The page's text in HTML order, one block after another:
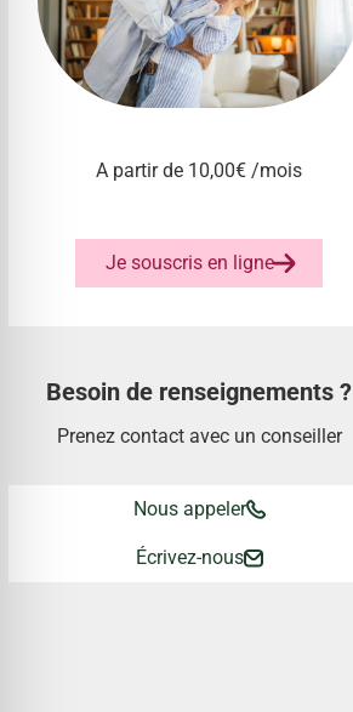
A partir de 10,00€ /mois
Je souscris en ligne
Besoin de renseignements ?
Prenez contact avec un conseiller
Nous appeler
Écrivez-nous